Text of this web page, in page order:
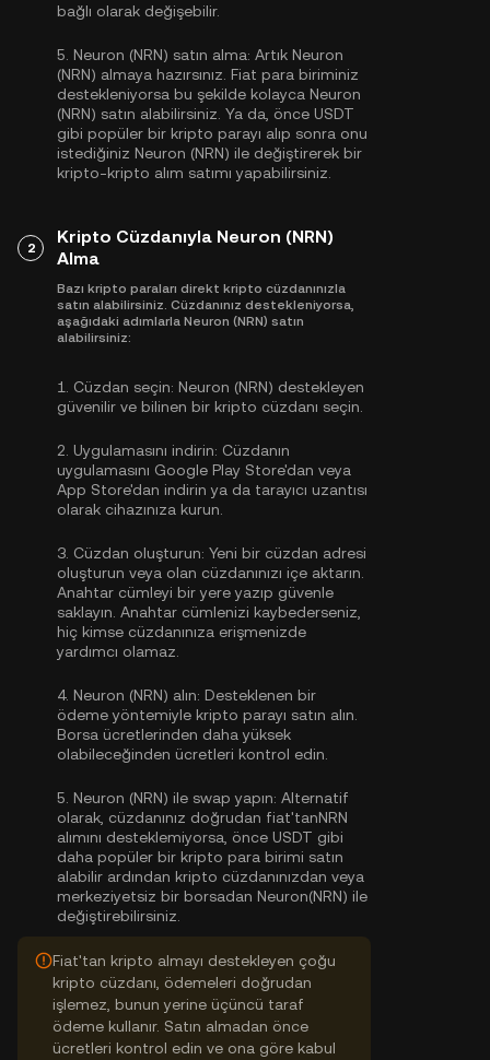
bağlı olarak değişebilir.
5. Neuron (NRN) satın alma: Artık Neuron
(NRN) almaya hazırsınız. Fiat para biriminiz
destekleniyorsa bu şekilde kolayca Neuron
(NRN) satın alabilirsiniz. Ya da, önce USDT
gibi popüler bir kripto parayı alıp sonra onu
istediğiniz Neuron (NRN) ile değiştirerek bir
kripto-kripto alım satımı yapabilirsiniz.
2
Kripto Cüzdanıyla Neuron (NRN)
Alma
Bazı kripto paraları direkt kripto cüzdanınızla
satın alabilirsiniz. Cüzdanınız destekleniyorsa,
aşağıdaki adımlarla Neuron (NRN) satın
alabilirsiniz:
1. Cüzdan seçin: Neuron (NRN) destekleyen
güvenilir ve bilinen bir kripto cüzdanı seçin.
2. Uygulamasını indirin: Cüzdanın
uygulamasını Google Play Store'dan veya
App Store'dan indirin ya da tarayıcı uzantısı
olarak cihazınıza kurun.
3. Cüzdan oluşturun: Yeni bir cüzdan adresi
oluşturun veya olan cüzdanınızı içe aktarın.
Anahtar cümleyi bir yere yazıp güvenle
saklayın. Anahtar cümlenizi kaybederseniz,
hiç kimse cüzdanınıza erişmenizde
yardımcı olamaz.
4. Neuron (NRN) alın: Desteklenen bir
ödeme yöntemiyle kripto parayı satın alın.
Borsa ücretlerinden daha yüksek
olabileceğinden ücretleri kontrol edin.
5. Neuron (NRN) ile swap yapın: Alternatif
olarak, cüzdanınız doğrudan fiat'tanNRN
alımını desteklemiyorsa, önce USDT gibi
daha popüler bir kripto para birimi satın
alabilir ardından kripto cüzdanınızdan veya
merkeziyetsiz bir borsadan Neuron(NRN) ile
değiştirebilirsiniz.
Fiat'tan kripto almayı destekleyen çoğu
kripto cüzdanı, ödemeleri doğrudan
işlemez, bunun yerine üçüncü taraf
ödeme kullanır. Satın almadan önce
ücretleri kontrol edin ve ona göre kabul